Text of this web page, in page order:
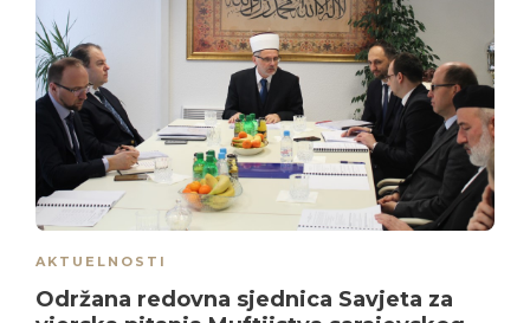
AKTUELNOSTI
Održana redovna sjednica Savjeta za